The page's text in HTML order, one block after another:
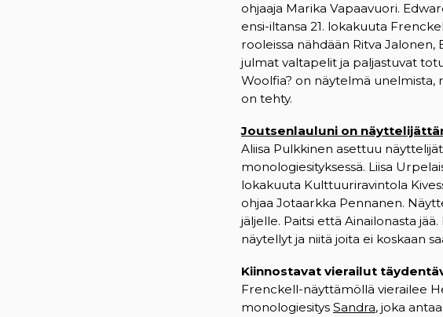
ohjaaja Marika Vapaavuori.
ensi-iltansa 21. lokakuuta
rooleissa nähdään Ritva Jalonen,
julmat valtapelit ja paljastuvat
Woolfia? on näytelmä unelmista,
on tehty.
Joutsenlauluni on
Aliisa Pulkkinen asettuu
monologiesityksessä. Liisa
lokakuuta Kulttuuriravintola
ohjaa Jotaarkka Pennanen.
jäljelle. Paitsi että Ainailonasta
näytellyt ja niitä joita ei koskaan
Kiinnostavat vierailut
Frenckell-näyttämöllä vierailee
monologiesitys Sandra, joka